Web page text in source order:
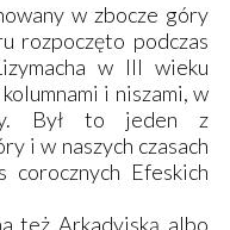
w zbocze góry
rozpoczęto podczas
w III wieku
i niszami, w
Był to jeden z
i w naszych czasach
corocznych Efeskich
też Arkadyjską albo